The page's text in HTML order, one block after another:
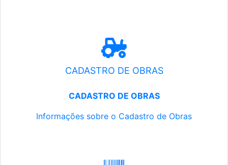
CADASTRO DE OBRAS
CADASTRO DE OBRAS
Informações sobre o Cadastro de Obras